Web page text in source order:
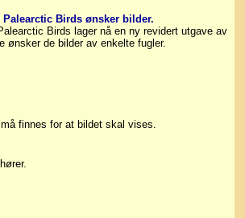
Palearctic Birds ønsker bilder.
Birds lager nå en ny revidert utgave av
ønsker de bilder av enkelte fugler.
finnes for at bildet skal vises.